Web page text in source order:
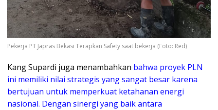
Pekerja PT Japras Bekasi Terapkan Safety saat bekerja (Foto: Red)
​Kang Supardi juga menambahkan bahwa proyek PLN
ini memiliki nilai strategis yang sangat besar karena
bertujuan untuk memperkuat ketahanan energi
nasional. Dengan sinergi yang baik antara